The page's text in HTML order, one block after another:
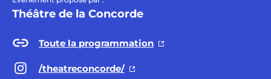
Théâtre de la Concorde
Toute la programmation
/theatreconcorde/